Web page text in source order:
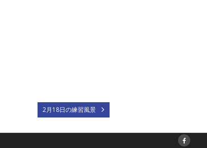
2月18日の練習風景